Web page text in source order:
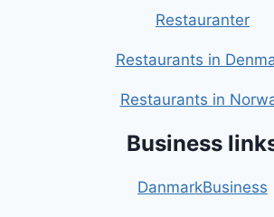
Restauranter
Restaurants in
Restaurants in
Business
DanmarkBusiness